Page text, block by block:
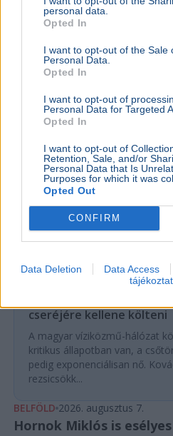
personal data.
Opted In
I want to opt-out of the Sale
Personal Data.
Opted In
I want to opt-out of
Personal Data for Targeted
Opted In
I want to opt-out of
Retention, Sale, and/or
Personal Data that Is
Purposes for which it was
Opted Out
CONFIRM
Data Deletion Data Access
Rezsicsökkentés
BELFÖLD
Összeomlás szélén a
cseréjére kellene költeni
A magyar víziközmű-hálózat
kritikus állapotban van, a
pedig exponenciálisan nő.
rezsicsökk...
BELFÖLD 2026. augusztus 7.
Hornok Miklós is